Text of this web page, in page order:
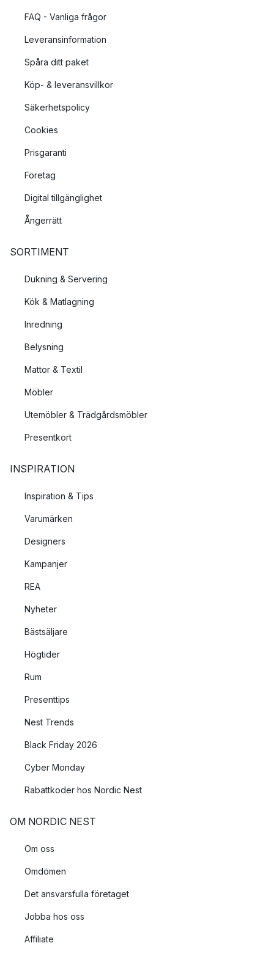
FAQ - Vanliga frågor
Leveransinformation
Spåra ditt paket
Köp- & leveransvillkor
Säkerhetspolicy
Cookies
Prisgaranti
Företag
Digital tillgänglighet
Ångerrätt
SORTIMENT
Dukning & Servering
Kök & Matlagning
Inredning
Belysning
Mattor & Textil
Möbler
Utemöbler & Trädgårdsmöbler
Presentkort
INSPIRATION
Inspiration & Tips
Varumärken
Designers
Kampanjer
REA
Nyheter
Bästsäljare
Högtider
Rum
Presenttips
Nest Trends
Black Friday 2026
Cyber Monday
Rabattkoder hos Nordic Nest
OM NORDIC NEST
Om oss
Omdömen
Det ansvarsfulla företaget
Jobba hos oss
Affiliate